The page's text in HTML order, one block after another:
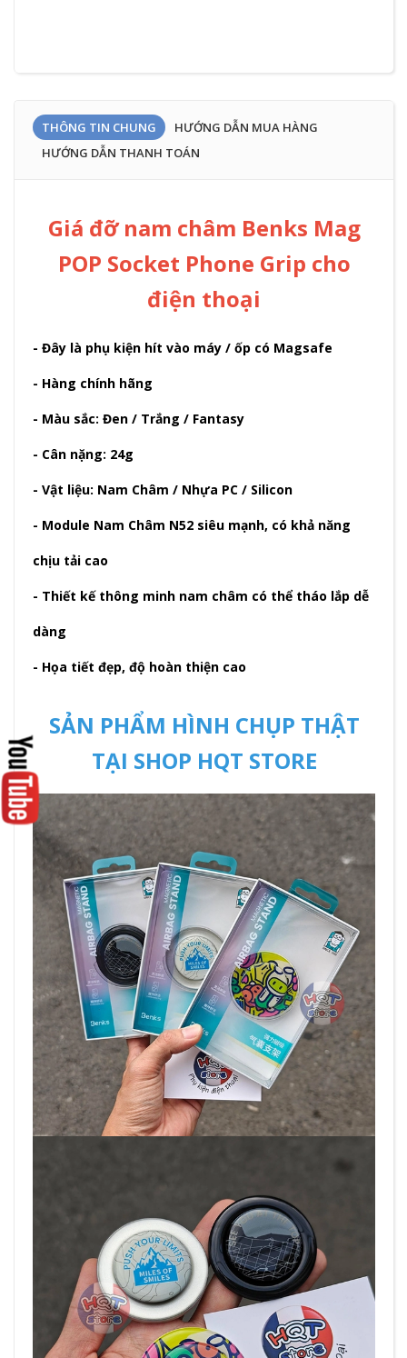
THÔNG TIN CHUNG
HƯỚNG DẪN MUA HÀNG
HƯỚNG DẪN THANH TOÁN
Giá đỡ nam châm Benks Mag
POP Socket Phone Grip cho
điện thoại
- Đây là phụ kiện hít vào máy / ốp có Magsafe
- Hàng chính hãng
- Màu sắc: Đen / Trắng / Fantasy
- Cân nặng: 24g
- Vật liệu: Nam Châm / Nhựa PC / Silicon
- Module Nam Châm N52 siêu mạnh, có khả năng
chịu tải cao
- Thiết kế thông minh nam châm có thể tháo lắp dễ
dàng
- Họa tiết đẹp, độ hoàn thiện cao
SẢN PHẨM HÌNH CHỤP THẬT
TẠI SHOP HQT STORE